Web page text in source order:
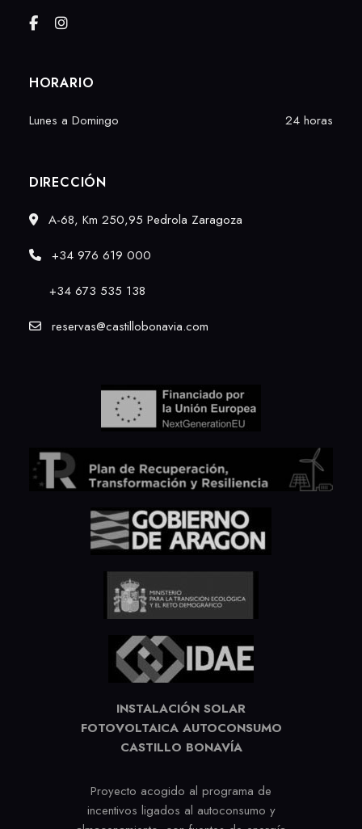
HORARIO
Lunes a Domingo 24 horas
DIRECCIÓN
A-68, Km 250,95 Pedrola Zaragoza
+34 976 619 000
+34673 535 138
reservas@castillobonavia.com
INSTALACIÓN SOLAR
FOTOVOLTAICA AUTOCONSUMO
CASTILLO BONAVÍA
Proyecto acogido al programa de
incentivos ligados al autoconsumo y